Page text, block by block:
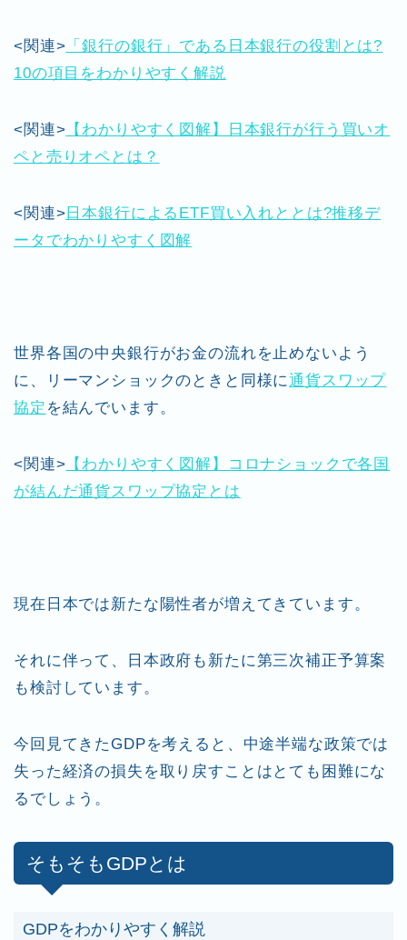
<関連> 「銀行の銀行」である日本銀行の役割とは?
10の項目をわかりやすく解説
<関連> 【わかりやすく図解】日本銀行が行う買いオ
ペと売りオペとは？
<関連> 日本銀行によるETF買い入れととは?推移デ
ータでわかりやすく図解
世界各国の中央銀行がお金の流れを止めないよう
に、リーマンショックのときと同様に通貨スワップ
協定 を結んでいます。
<関連> 【わかりやすく図解】コロナショックで各国
が結んだ通貨スワップ協定とは
現在日本では新たな陽性者が増えてきています。
それに伴って、日本政府も新たに第三次補正予算案
も検討しています。
今回見てきたGDPを考えると、中途半端な政策では
失った経済の損失を取り戻すことはとても困難にな
るでしょう。
そもそもGDPとは
GDPをわかりやすく解説